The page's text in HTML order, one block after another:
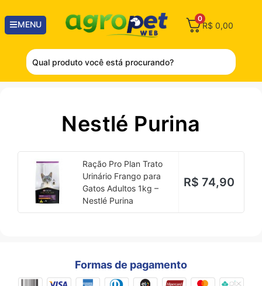
MENU
0
R$ 0,00
Nestlé Purina
Ração Pro Plan Trato
Urinário Frango para
Gatos Adultos 1kg –
Nestlé Purina
R$ 74,90
Formas de pagamento